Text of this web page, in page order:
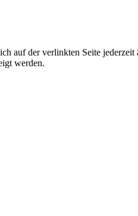
auf der verlinkten Seite
werden.